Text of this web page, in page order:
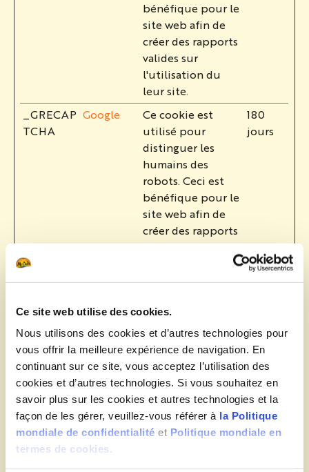
Ce site web utilise des cookies.
Nous utilisons des cookies et d’autres technologies pour
vous offrir la meilleure expérience de navigation. En
continuant sur ce site, vous acceptez l’utilisation des
cookies et d’autres technologies. Si vous souhaitez en
savoir plus sur les cookies et autres technologies et la
façon de les gérer, veuillez-vous référer à la Politique
mondiale de confidentialité et Politique mondiale en
termes de cookies.
bénéfique pour le
site web afin de
créer des rapports
valides sur
l'utilisation du
leur site.
_GRECAP
TCHA
Google
Ce cookie est
utilisé pour
distinguer les
humains des
robots. Ceci est
bénéfique pour le
site web afin de
créer des rapports
valides sur
leur site.
180
jours
nsent [x2]
n.fr
Cookiebo
t
l'autorisation
d'utilisation de
cookies pour le
domaine actuel
par l'utilisateur
PHPSESS
ID
jeu.mccai
Conserve la
configuration des
paramètres des
Sessio
n